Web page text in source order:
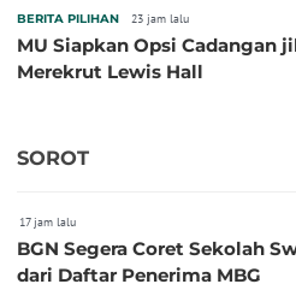
BERITA PILIHAN 23 jam lalu
MU Siapkan Opsi Cadangan
Merekrut Lewis Hall
SOROT
17 jam lalu
BGN Segera Coret Sekolah
dari Daftar Penerima MBG